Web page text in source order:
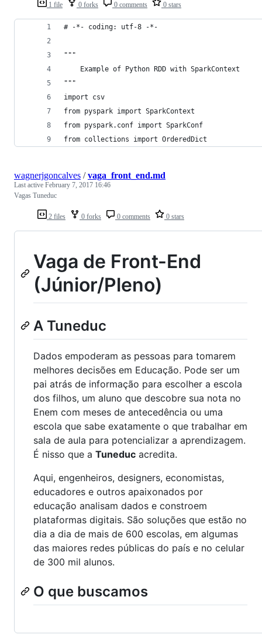
1 file 0 forks 0 comments 0 stars
# -*- coding: utf-8 -*-
"""
    Example of Python RDD with SparkContext
"""
import csv
from pyspark import SparkContext
from pyspark.conf import SparkConf
from collections import OrderedDict
2 files 0 forks 0 comments 0 stars
wagnerjgoncalves /vaga_front_end.md
Last active February 7, 2017 16:46
Vagas Tuneduc
Vaga de Front-End
(Júnior/Pleno)
A Tuneduc
Dados empoderam as pessoas para tomarem
melhores decisões em Educação. Pode ser um
pai atrás de informação para escolher a escola
dos filhos, um aluno que descobre sua nota no
Enem com meses de antecedência ou uma
escola que sabe exatamente o que trabalhar em
sala de aula para potencializar a aprendizagem.
É nisso que a Tuneduc acredita.
Aqui, engenheiros, designers, economistas,
educadores e outros apaixonados por
educação analisam dados e constroem
plataformas digitais. São soluções que estão no
dia a dia de mais de 600 escolas, em algumas
das maiores redes públicas do país e no celular
de 300 mil alunos.
O que buscamos